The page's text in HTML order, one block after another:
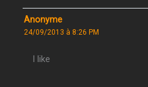
Anonyme
24/09/2013 à 8:26 PM
I like